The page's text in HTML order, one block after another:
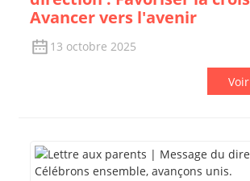
Avancer vers l'avenir
13 octobre 2025